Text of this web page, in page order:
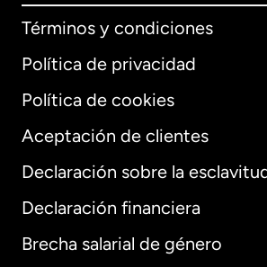
Términos y condiciones
Política de privacidad
Política de cookies
Aceptación de clientes
Declaración sobre la
Declaración financiera
Brecha salarial de género
Internacional English